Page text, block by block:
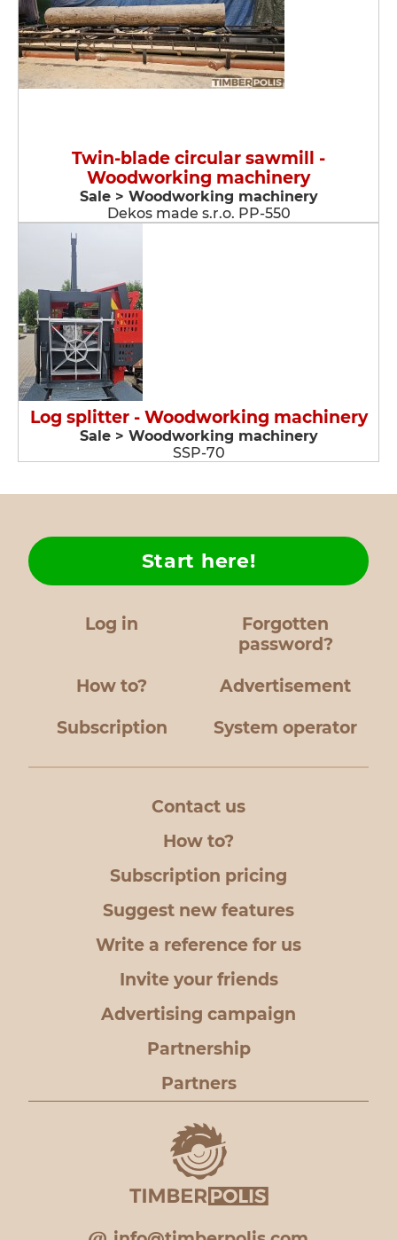
Twin-blade circular sawmill -
Woodworking machinery
Sale > Woodworking machinery
Dekos made s.r.o. PP-550
Log splitter - Woodworking machinery
Sale > Woodworking machinery
SSP-70
Log in
Forgotten
password?
How to?
Start here!
Advertisement
Subscription System operator
Contact us
How to?
Subscription pricing
Suggest new features
Write a reference for us
Invite your friends
Advertising campaign
Partnership
Partners